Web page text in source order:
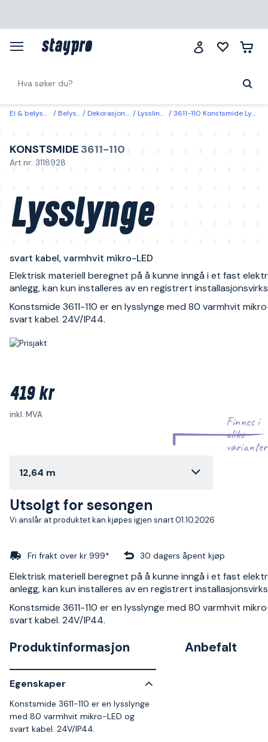
El & belysning Belysning Dekorasjonsbelysning Lysslinger & lysnett 3611-110 Konstsmide Lysslynge svart kabel, varmhvit mikro-LED 12,64 m
KONSTSMIDE 3611-110
Art.nr: 3118928
Lysslynge
svart kabel, varmhvit mikro-LED
Elektrisk materiell beregnet på å kunne inngå i et fast
anlegg, kan kun installeres av en registrert
Konstsmide 3611-110 er en lysslynge med 80 varmhvit
svart kabel. 24V/IP44.
419 kr
inkl. MVA
Finnes i
ulike
varianter
12,64 m
Utsolgt for sesongen
Vi anslår at produktet kan kjøpes igjen snart 01.10.2026
Fri frakt over kr 999* 30 dagers åpent kjøp
Elektrisk materiell beregnet på å kunne inngå i et fast
anlegg, kan kun installeres av en registrert
Konstsmide 3611-110 er en lysslynge med 80 varmhvit
svart kabel. 24V/IP44.
Produktinformasjon
Egenskaper
Konstsmide 3611-110 er en lysslynge
med 80 varmhvit mikro-LED og
svart kabel. 24V/IP44.
Anbefalt